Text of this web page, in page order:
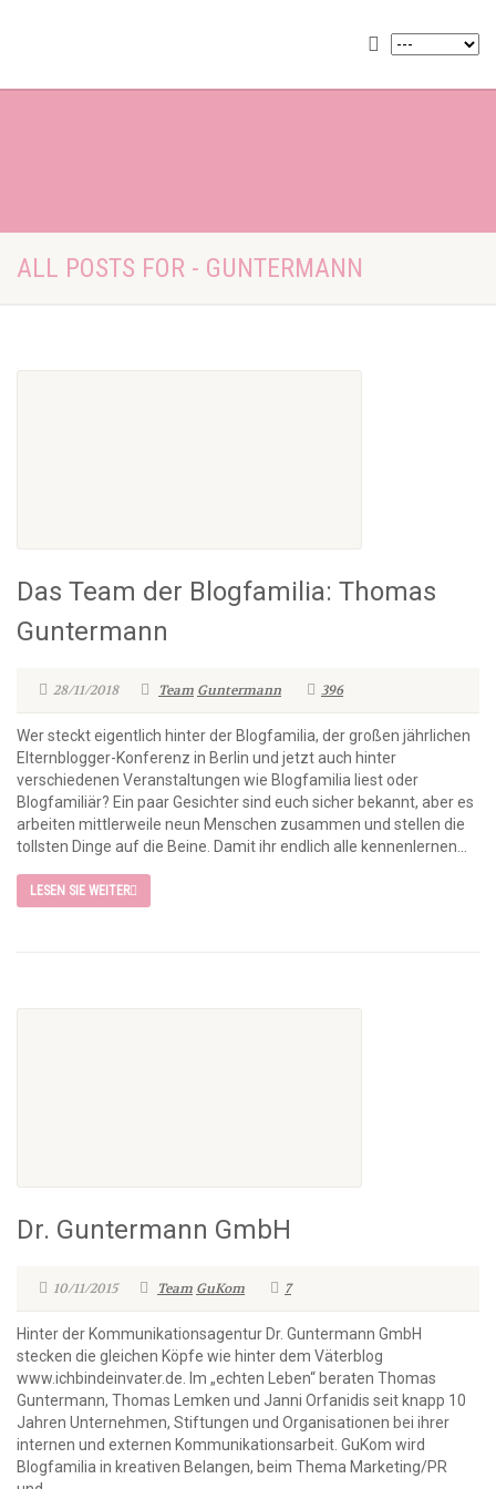
ALL POSTS FOR - GUNTERMANN
Das Team der Blogfamilia: Thomas
Guntermann
28/11/2018 Team Guntermann 396
Wer steckt eigentlich hinter der Blogfamilia, der großen jährlichen
Elternblogger-Konferenz in Berlin und jetzt auch hinter
verschiedenen Veranstaltungen wie Blogfamilia liest oder
Blogfamiliär? Ein paar Gesichter sind euch sicher bekannt, aber es
arbeiten mittlerweile neun Menschen zusammen und stellen die
tollsten Dinge auf die Beine. Damit ihr endlich alle kennenlernen...
LESEN SIE WEITER
Dr. Guntermann GmbH
10/11/2015 Team GuKom 7
Hinter der Kommunikationsagentur Dr. Guntermann GmbH
stecken die gleichen Köpfe wie hinter dem Väterblog
www.ichbindeinvater.de. Im „echten Leben“ beraten Thomas
Guntermann, Thomas Lemken und Janni Orfanidis seit knapp 10
Jahren Unternehmen, Stiftungen und Organisationen bei ihrer
internen und externen Kommunikationsarbeit. GuKom wird
Blogfamilia in kreativen Belangen, beim Thema Marketing/PR